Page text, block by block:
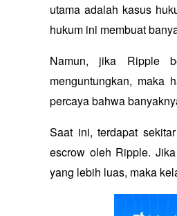
utama adalah kasus
hukum ini membuat
Namun, jika Ripple
menguntungkan, maka
percaya bahwa
Saat ini, terdapat
escrow oleh Ripple.
yang lebih luas, maka